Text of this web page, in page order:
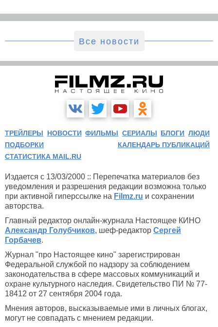
Все новости
ТРЕЙЛЕРЫ НОВОСТИ ФИЛЬМЫ СЕРИАЛЫ БЛОГИ ЛЮДИ
ПОДБОРКИ
КАЛЕНДАРЬ ПУБЛИКАЦИЙ
СТАТИСТИКА MAIL.RU
Издается с 13/03/2000 :: Перепечатка материалов без
уведомления и разрешения редакции возможна только
при активной гиперссылке на Filmz.ru и сохранении
авторства.
Главный редактор онлайн-журнала Настоящее КИНО
Александр Голубчиков, шеф-редактор Сергей
Горбачев.
Журнал "про Настоящее кино" зарегистрирован
Федеральной службой по надзору за соблюдением
законодательства в сфере массовых коммуникаций и
охране культурного наследия. Свидетельство ПИ № 77-
18412 от 27 сентября 2004 года.
Мнения авторов, высказываемые ими в личных блогах,
могут не совпадать с мнением редакции.